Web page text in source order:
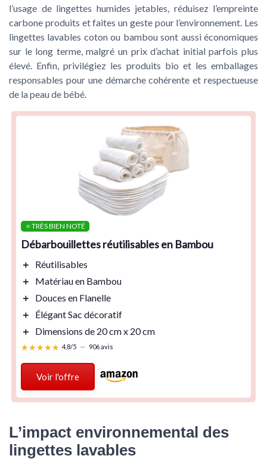
l’usage de lingettes humides jetables, réduisez l’empreinte
carbone produits et faites un geste pour l’environnement. Les
lingettes lavables coton ou bambou sont aussi économiques
sur le long terme, malgré un prix d’achat initial parfois plus
élevé. Enfin, privilégiez les produits bio et les emballages
responsables pour une démarche cohérente et respectueuse
de la peau de bébé.
⭐ TRÈS BIEN NOTÉ
Débarbouillettes réutilisables en Bambou
＋
Réutilisables
＋
Matériau en Bambou
＋
Douces en Flanelle
＋
Élégant Sac décoratif
＋
Dimensions de 20 cm x 20 cm
★★★★★
★★★★★ 4,8/5 — 906 avis
Voir l'offre
L’impact environnemental des
lingettes lavables